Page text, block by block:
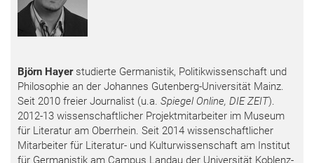
Björn Hayerstudierte Germanistik, Politikwissenschaft und
Philosophie an der Johannes Gutenberg-Universität Mainz.
Seit 2010 freier Journalist (u.a. Spiegel Online, DIE ZEIT).
2012-13 wissenschaftlicher Projektmitarbeiter im Museum
für Literatur am Oberrhein. Seit 2014 wissenschaftlicher
Mitarbeiter für Literatur- und Kulturwissenschaft am Institut
für Germanistik am Campus Landau der Universität Koblenz-